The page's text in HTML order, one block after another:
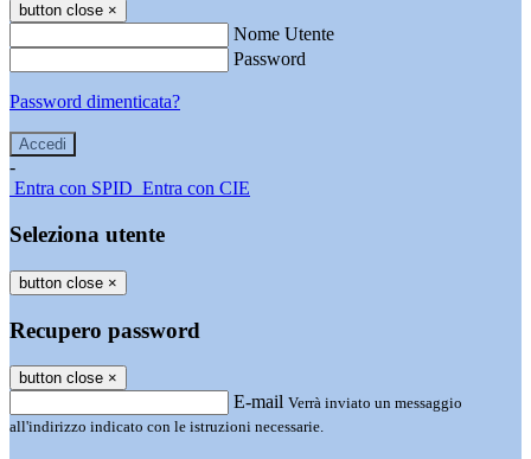
button close ×
Nome Utente
Password
Password dimenticata?
-
Entra con SPID Entra con CIE
Seleziona utente
button close ×
Recupero password
button close ×
E-mail Verrà inviato un messaggio
all'indirizzo indicato con le istruzioni necessarie.